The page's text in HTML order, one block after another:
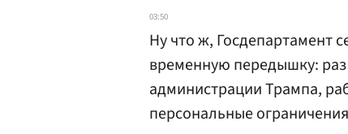
03:50
Ну что ж, Госдепартамент
временную передышку:
администрации Трампа,
персональные